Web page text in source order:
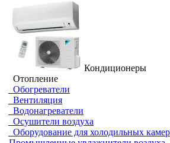
Кондиционеры
Отопление
Обогреватели
Вентиляция
Водонагреватели
Осушители воздуха
Оборудование для холодильных камер